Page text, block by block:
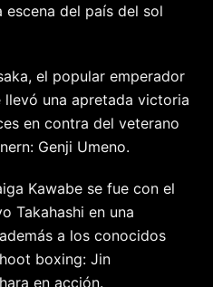
del país del sol
el popular emperador
una apretada victoria
en contra del veterano
Genji Umeno.
Kawabe se fue con el
Takahashi en una
a los conocidos
boxing: Jin
en acción.